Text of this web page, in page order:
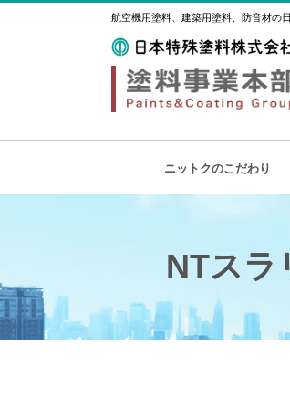
航空機用塗料、建築用塗料、防音材の
ニットクのこだわり
NTスラ